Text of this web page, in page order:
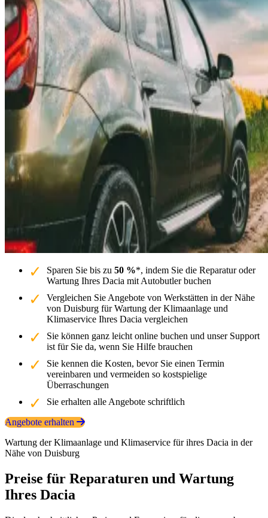
Sparen Sie bis zu 50 %*, indem Sie die Reparatur oder
Wartung Ihres Dacia mit Autobutler buchen
Vergleichen Sie Angebote von Werkstätten in der Nähe
von Duisburg für Wartung der Klimaanlage und
Klimaservice Ihres Dacia vergleichen
Sie können ganz leicht online buchen und unser Support
ist für Sie da, wenn Sie Hilfe brauchen
Sie kennen die Kosten, bevor Sie einen Termin
vereinbaren und vermeiden so kostspielige
Überraschungen
Sie erhalten alle Angebote schriftlich
Angebote erhalten
Wartung der Klimaanlage und Klimaservice für ihres Dacia in der
Nähe von Duisburg
Preise für Reparaturen und Wartung
Ihres Dacia